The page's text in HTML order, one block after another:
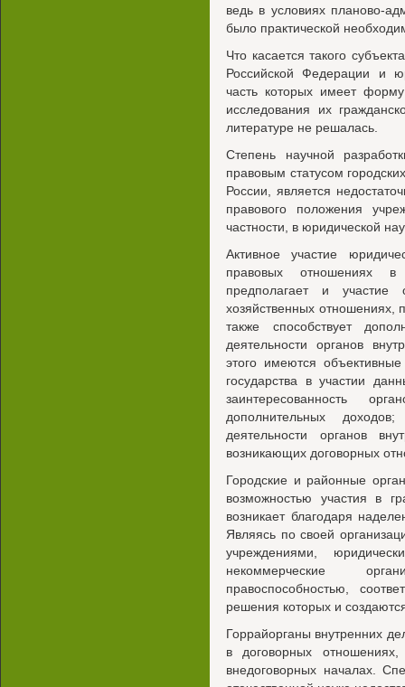
ведь в условиях планово-
было практической
Что касается такого
Российской Федерации и
часть которых имеет
исследования их
литературе не решалась.
Степень научной
правовым статусом
России, является
правового положения
частности, в юридической
Активное участие
правовых отношениях в
предполагает и
хозяйственных отношениях,
также способствует
деятельности органов
этого имеются
государства в участии
заинтересованность
дополнительных
деятельности органов
возникающих договорных
Городские и районные
возможностью участия в
возникает благодаря
Являясь по своей
учреждениями,
некоммерческие
правоспособностью,
решения которых и
Горрайорганы внутренних
в договорных
внедоговорных началах.